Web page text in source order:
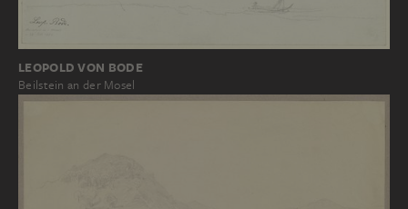
LEOPOLD VON BODE
Beilstein an der Mosel